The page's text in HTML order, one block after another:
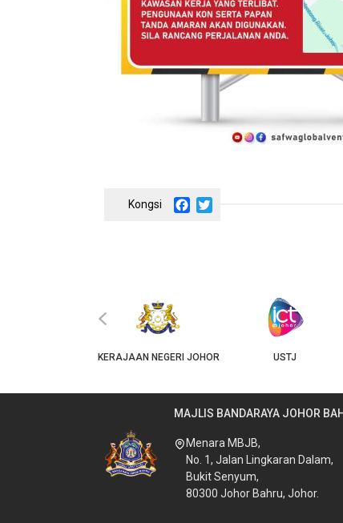
Facebook
Twitter
KERAJAAN NEGERI JOHOR USTJ
‹
MAJLIS BANDARAYA JOHOR
Menara MBJB,
No. 1, Jalan Lingkaran Dalam,
Bukit Senyum,
80300 Johor Bahru, Johor.